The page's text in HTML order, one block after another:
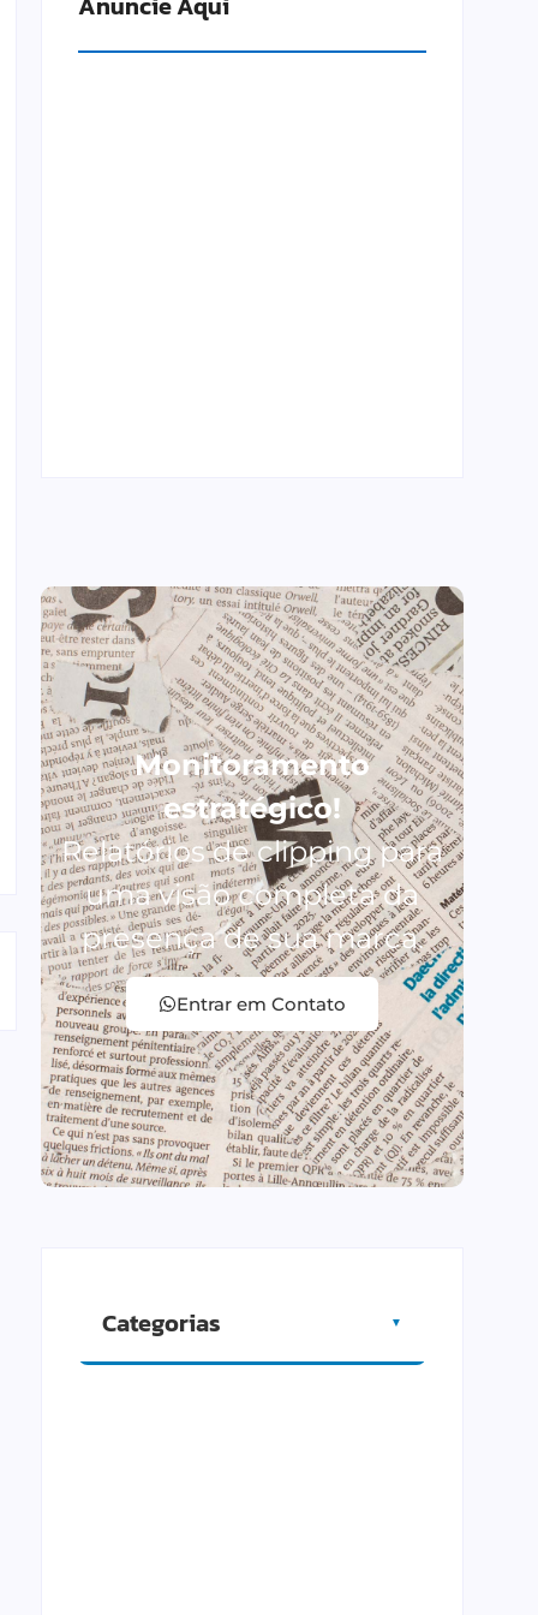
Monitoramento
estratégico!
Relatórios de clipping para
uma visão completa da
presença de sua marca.
Entrar em Contato
Categorias ▼